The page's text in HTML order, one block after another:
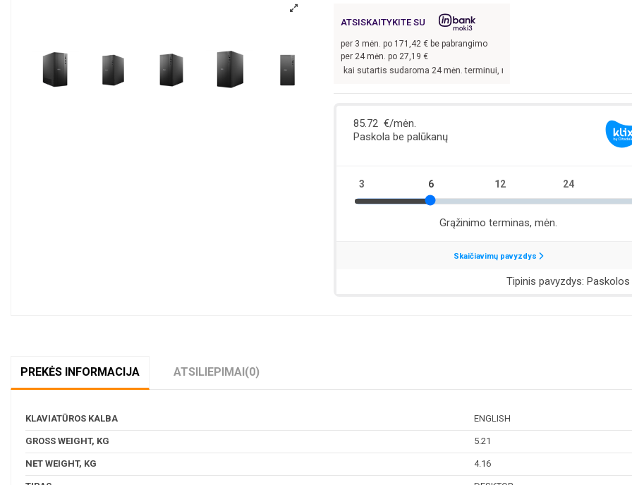
ATSISKAITYKITE SU
per 3 mėn. po 171,42€ be pabrangimo
per 24 mėn. po 27,19 €
Pavyzdžiui, skolinantis
514,29 €, kai sutartis sudaroma 24 mėn. terminui, metinė palūkanų norma –
PREKĖS INFORMACIJA ATSILIEPIMAI(0)
KLAVIATŪROS KALBA ENGLISH
GROSS WEIGHT, KG 5.21
NET WEIGHT, KG 4.16